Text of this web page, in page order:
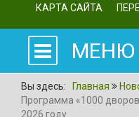
КАРТА САЙТА
МЕНЮ
Вы здесь: Главная
Программа «1000
2026 году